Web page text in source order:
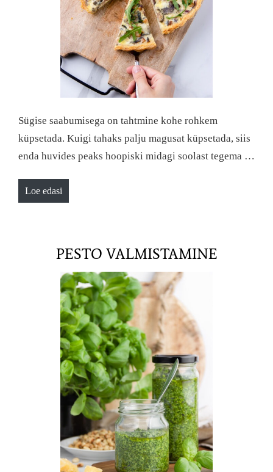
Sügise saabumisega on tahtmine kohe rohkem
küpsetada. Kuigi tahaks palju magusat küpsetada, siis
enda huvides peaks hoopiski midagi soolast tegema …
Loe edasi
PESTO VALMISTAMINE